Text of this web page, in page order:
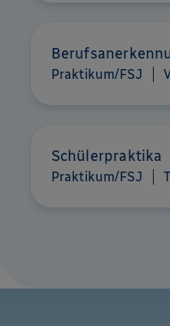
Praktikum/FSJ
Schülerpraktika
Praktikum/FSJ